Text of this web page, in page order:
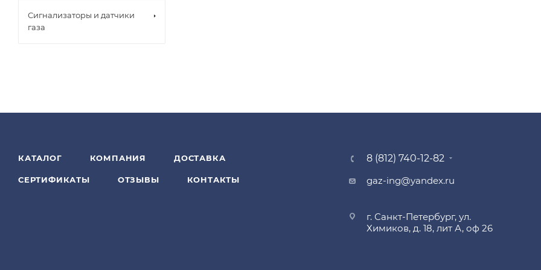
Сигнализаторы и датчики
газа
КАТАЛОГ КОМПАНИЯ ДОСТАВКА
СЕРТИФИКАТЫ ОТЗЫВЫ КОНТАКТЫ
8 (812) 740-12-82
gaz-ing@yandex.ru
г. Санкт-Петербург, ул.
Химиков, д. 18, лит А, оф 26